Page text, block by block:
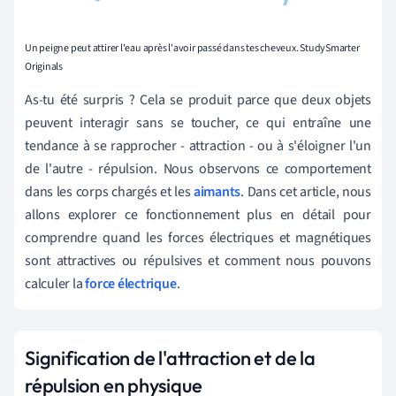
Un peigne peut attirer l'eau après l'avoir passé dans tes cheveux. StudySmarter
Originals
As-tu été surpris ? Cela se produit parce que deux objets
peuvent interagir sans se toucher, ce qui entraîne une
tendance à se rapprocher - attraction - ou à s'éloigner l'un
de l'autre - répulsion. Nous observons ce comportement
dans les corps chargés et lesaimants. Dans cet article, nous
allons explorer ce fonctionnement plus en détail pour
comprendre quand les forces électriques et magnétiques
sont attractives ou répulsives et comment nous pouvons
calculer laforce électrique.
Signification de l'attraction et de la
répulsion en physique